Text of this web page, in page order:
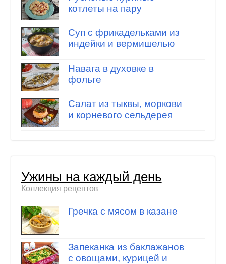
котлеты на пару
Суп с фрикадельками из
индейки и вермишелью
Навага в духовке в
фольге
Салат из тыквы, моркови
и корневого сельдерея
Ужины на каждый день
Коллекция рецептов
Гречка с мясом в казане
Запеканка из баклажанов
с овощами, курицей и